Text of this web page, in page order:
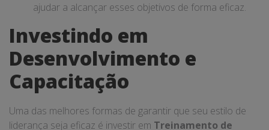
ajudar a alcançar esses objetivos de forma eficaz.
Investindo em
Desenvolvimento e
Capacitação
Uma das melhores formas de garantir que seu estilo de
liderança seja eficaz é investir em Treinamento de